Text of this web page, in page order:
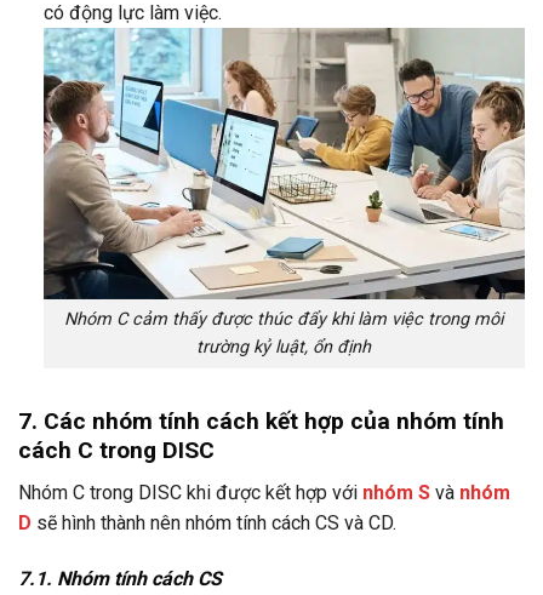
có động lực làm việc.
Nhóm C cảm thấy được thúc đẩy khi làm việc trong môi
trường kỷ luật, ổn định
7. Các nhóm tính cách kết hợp của nhóm tính
cách C trong DISC
Nhóm C trong DISC khi được kết hợp với nhóm S và nhóm
D sẽ hình thành nên nhóm tính cách CS và CD.
7.1. Nhóm tính cách CS